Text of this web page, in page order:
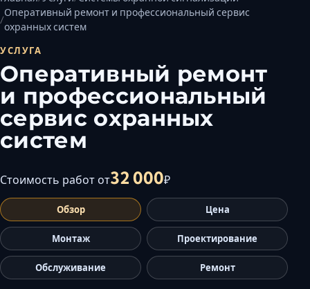
Волгодонск
Грозный
Дербент
Магас
Майкоп
Махачкала
Оперативный ремонт и профессиональный сервис
охранных систем
УСЛУГА
Оперативный ремонт
и профессиональный
сервис охранных
систем
Стоимость работ от32 000₽
Обзор Цена
Монтаж Проектирование
Обслуживание Ремонт